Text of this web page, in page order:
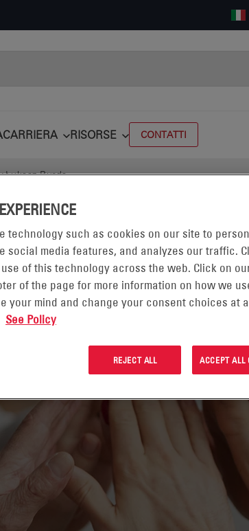
CARRIERA RISORSE CONTATTI
Łukasz Burda
technology such as cookies on our site to
social media features, and analyzes our traffic.
of this technology across the web. Click on
of the page for more information on how we
your mind and change your consent choices at
See Policy
REJECT ALL ACCEPT ALL